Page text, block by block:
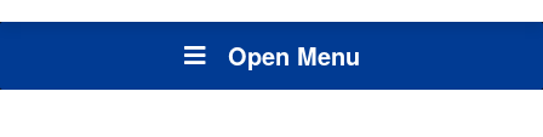
Open Menu